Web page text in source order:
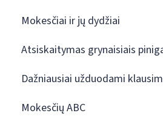
Mokesčiai ir jų dydžiai
Atsiskaitymas grynaisiais
Dažniausiai užduodami
Mokesčių ABC